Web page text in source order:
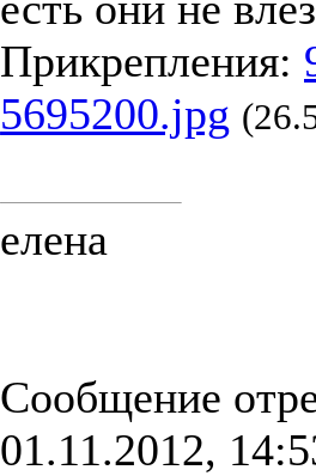
Прикрепления:
5695200.jpg
елена
Сообщение
01.11.2012,